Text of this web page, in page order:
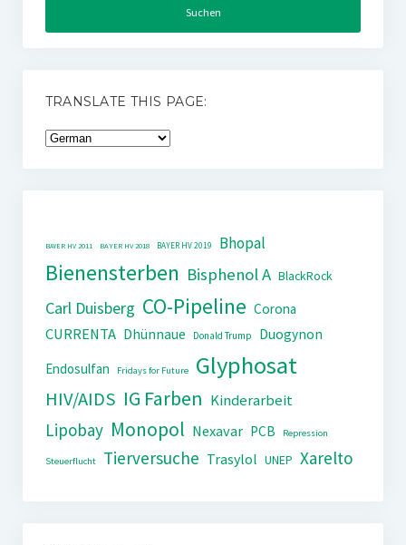
TRANSLATE THIS PAGE:
BAYER HV 2011 BAYER HV 2018 BAYER HV 2019 Bhopal
Bienensterben Bisphenol A BlackRock
Carl Duisberg CO-Pipeline Corona
CURRENTA Dhünnaue Donald Trump
Duogynon
Endosulfan
Fridays for Future Glyphosat
HIV/AIDS IG Farben Kinderarbeit
Lipobay Monopol Nexavar PCB Repression
Steuerflucht Tierversuche Trasylol UNEP Xarelto